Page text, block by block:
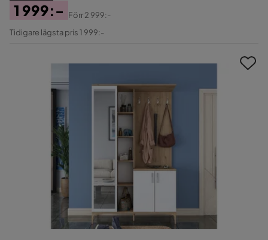
Pris
1 999:-
Original
Förr2 999:-
Tidigare lägsta pris 1 999:-